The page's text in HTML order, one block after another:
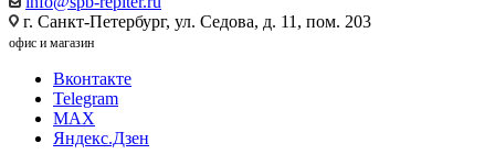
г. Санкт-Петербург, ул. Седова, д. 11, пом. 203
офис и магазин
Вконтакте
Telegram
MAX
Яндекс.Дзен